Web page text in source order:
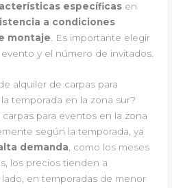
específicas en
a condiciones
montaje . Es importante elegir
y el número de invitados.
alquiler de carpas para
temporada en la zona sur?
para eventos en la zona
según la temporada, ya
demanda , como los meses
los precios tienden a
lado, en temporadas de menor